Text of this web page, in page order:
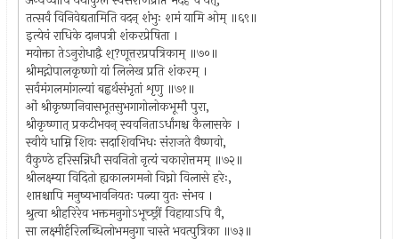
तत्सर्वं विनिवेद्यतामिति वदन् शंभुः शमं यामि ओम् ॥६९॥
इत्येवं राधिके दानपत्री शंकरप्रेषिता ।
मयोक्ता तेऽनुरोधाद्वै श्?णूत्तरप्रपत्रिकाम् ॥७०॥
श्रीमद्गोपालकृष्णो यां लिलेख प्रति शंकरम् ।
सर्वमंगलमांगल्यां बह्वर्थसंभृतां शृणु ॥७१॥
ओं श्रीकृष्णनिवासभूतसुभगागोलोकभूमौ पुरा,
श्रीकृष्णात् प्रकटीभवन् स्ववनिताऽर्धांगश्च कैलासके ।
स्वीये धाम्नि शिवः सदाशिवभिधः संराजते वैष्णवो,
वैकुण्ठे हरिसन्निधौ सवनितो नृत्यं चकारोत्तमम् ॥७२॥
श्रीलक्ष्म्या विदितो ह्यकालगमनो विघ्नो विलासे हरेः,
शप्तश्चापि मनुष्यभावनियतः पत्न्या युतः संभव ।
श्रुत्वा श्रीहरिरेव भक्तमनुगोऽभूच्छ्रीं विहायाऽपि वै,
सा लक्ष्मीर्हरिलब्धिलोभमनुगा चास्ते भवत्पुत्रिका ॥७३॥